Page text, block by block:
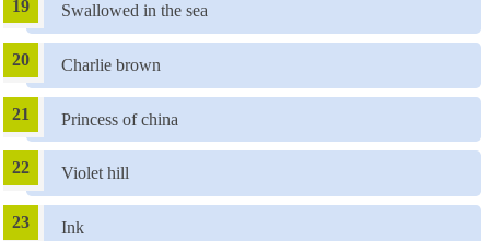
Swallowed in the sea
Charlie brown
Princess of china
Violet hill
Ink